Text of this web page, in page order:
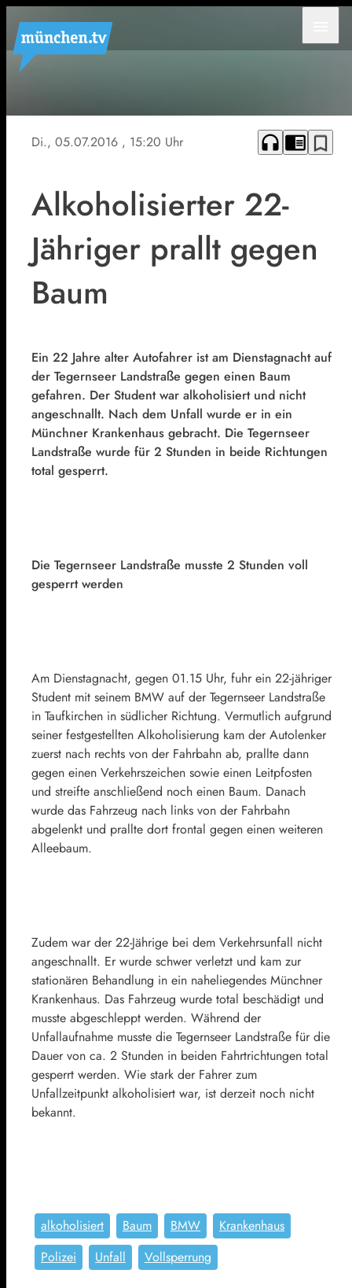
Symbolbild
Di., 05.07.2016 , 15:20 Uhr headphones chrome_reader_mode bookmark_border
Alkoholisierter 22-
Jähriger prallt gegen
Baum
Ein 22 Jahre alter Autofahrer ist am Dienstagnacht auf
der Tegernseer Landstraße gegen einen Baum
gefahren. Der Student war alkoholisiert und nicht
angeschnallt. Nach dem Unfall wurde er in ein
Münchner Krankenhaus gebracht. Die Tegernseer
Landstraße wurde für 2 Stunden in beide Richtungen
total gesperrt.
Die Tegernseer Landstraße musste 2 Stunden voll
gesperrt werden
Am Dienstagnacht, gegen 01.15 Uhr, fuhr ein 22-jähriger
Student mit seinem BMW auf der Tegernseer Landstraße
in Taufkirchen in südlicher Richtung. Vermutlich aufgrund
seiner festgestellten Alkoholisierung kam der Autolenker
zuerst nach rechts von der Fahrbahn ab, prallte dann
gegen einen Verkehrszeichen sowie einen Leitpfosten
und streifte anschließend noch einen Baum. Danach
wurde das Fahrzeug nach links von der Fahrbahn
abgelenkt und prallte dort frontal gegen einen weiteren
Alleebaum.
Zudem war der 22-Jährige bei dem Verkehrsunfall nicht
angeschnallt. Er wurde schwer verletzt und kam zur
stationären Behandlung in ein naheliegendes Münchner
Krankenhaus. Das Fahrzeug wurde total beschädigt und
musste abgeschleppt werden. Während der
Unfallaufnahme musste die Tegernseer Landstraße für die
Dauer von ca. 2 Stunden in beiden Fahrtrichtungen total
gesperrt werden. Wie stark der Fahrer zum
Unfallzeitpunkt alkoholisiert war, ist derzeit noch nicht
bekannt.
alkoholisiert Baum BMW
Krankenhaus
Polizei
Unfall Vollsperrung